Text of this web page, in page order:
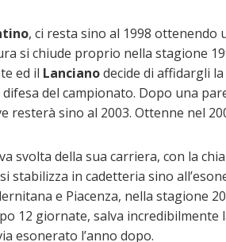
, ci resta sino al 1998 ottenendo
si chiude proprio nella stagione
ed il Lancianodecide di affidargli
del campionato. Dopo una
resterà sino al 2003. Ottenne nel
svolta della sua carriera, con la
stabilizza in cadetteria sino
e Piacenza, nella stagione
12 giornate, salva
esonerato l’anno dopo.